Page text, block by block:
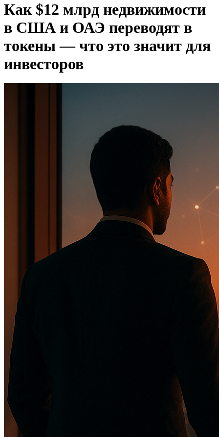
Как $12 млрд недвижимости
в США и ОАЭ переводят в
токены — что это значит для
инвесторов